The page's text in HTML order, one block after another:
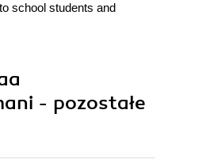
school students and
- pozostałe